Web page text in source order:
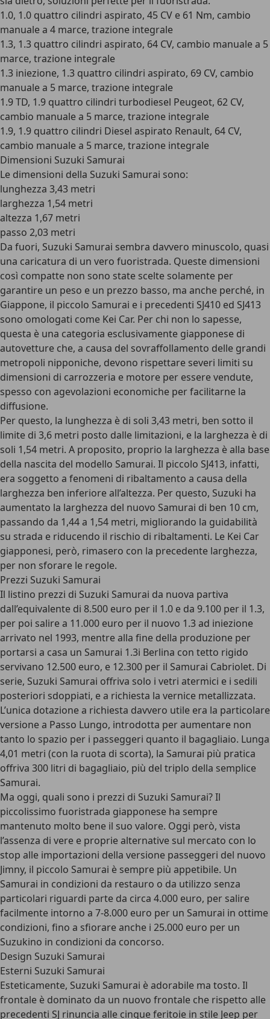
1.0, 1.0 quattro cilindri aspirato, 45 CV e 61 Nm, cambio
manuale a 4 marce, trazione integrale
1.3, 1.3 quattro cilindri aspirato, 64 CV, cambio manuale a 5
marce, trazione integrale
1.3 iniezione, 1.3 quattro cilindri aspirato, 69 CV, cambio
manuale a 5 marce, trazione integrale
1.9 TD, 1.9 quattro cilindri turbodiesel Peugeot, 62 CV,
cambio manuale a 5 marce, trazione integrale
1.9, 1.9 quattro cilindri Diesel aspirato Renault, 64 CV,
cambio manuale a 5 marce, trazione integrale
Dimensioni Suzuki Samurai
Le dimensioni della Suzuki Samurai sono:
lunghezza 3,43 metri
larghezza 1,54 metri
altezza 1,67 metri
passo 2,03 metri
Da fuori, Suzuki Samurai sembra davvero minuscolo, quasi
una caricatura di un vero fuoristrada. Queste dimensioni
così compatte non sono state scelte solamente per
garantire un peso e un prezzo basso, ma anche perché, in
Giappone, il piccolo Samurai e i precedenti SJ410 ed SJ413
sono omologati come Kei Car. Per chi non lo sapesse,
questa è una categoria esclusivamente giapponese di
autovetture che, a causa del sovraffollamento delle grandi
metropoli nipponiche, devono rispettare severi limiti su
dimensioni di carrozzeria e motore per essere vendute,
spesso con agevolazioni economiche per facilitarne la
diffusione.
Per questo, la lunghezza è di soli 3,43 metri, ben sotto il
limite di 3,6 metri posto dalle limitazioni, e la larghezza è di
soli 1,54 metri. A proposito, proprio la larghezza è alla base
della nascita del modello Samurai. Il piccolo SJ413, infatti,
era soggetto a fenomeni di ribaltamento a causa della
larghezza ben inferiore all’altezza. Per questo, Suzuki ha
aumentato la larghezza del nuovo Samurai di ben 10 cm,
passando da 1,44 a 1,54 metri, migliorando la guidabilità
su strada e riducendo il rischio di ribaltamenti. Le Kei Car
giapponesi, però, rimasero con la precedente larghezza,
per non sforare le regole.
Prezzi Suzuki Samurai
Il listino prezzi di Suzuki Samurai da nuova partiva
dall’equivalente di 8.500 euro per il 1.0 e da 9.100 per il 1.3,
per poi salire a 11.000 euro per il nuovo 1.3 ad iniezione
arrivato nel 1993, mentre alla fine della produzione per
portarsi a casa un Samurai 1.3i Berlina con tetto rigido
servivano 12.500 euro, e 12.300 per il Samurai Cabriolet. Di
serie, Suzuki Samurai offriva solo i vetri atermici e i sedili
posteriori sdoppiati, e a richiesta la vernice metallizzata.
L’unica dotazione a richiesta davvero utile era la particolare
versione a Passo Lungo, introdotta per aumentare non
tanto lo spazio per i passeggeri quanto il bagagliaio. Lunga
4,01 metri (con la ruota di scorta), la Samurai più pratica
offriva 300 litri di bagagliaio, più del triplo della semplice
Samurai.
Ma oggi, quali sono i prezzi di Suzuki Samurai?Il
piccolissimo fuoristrada giapponese ha sempre
mantenuto molto bene il suo valore. Oggi però, vista
l’assenza di vere e proprie alternative sul mercato con lo
stop alle importazioni della versione passeggeri del nuovo
Jimny, il piccolo Samurai è sempre più appetibile. Un
Samurai in condizioni da restauro o da utilizzo senza
particolari riguardi parte da circa 4.000 euro, per salire
facilmente intorno a 7-8.000 euro per un Samurai in ottime
condizioni, fino a sfiorare anche i 25.000 euro per un
Suzukino in condizioni da concorso.
Design Suzuki Samurai
Esterni Suzuki Samurai
Esteticamente, Suzuki Samurai è adorabile ma tosto. Il
frontale è dominato da un nuovo frontale che rispetto alle
precedenti SJ rinuncia alle cinque feritoie in stile Jeep per